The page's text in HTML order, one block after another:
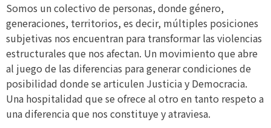
Somos un colectivo de personas, donde género,
generaciones, territorios, es decir, múltiples posiciones
subjetivas nos encuentran para transformar las violencias
estructurales que nos afectan. Un movimiento que abre
al juego de las diferencias para generar condiciones de
posibilidad donde se articulen Justicia y Democracia.
Una hospitalidad que se ofrece al otro en tanto respeto a
una diferencia que nos constituye y atraviesa.